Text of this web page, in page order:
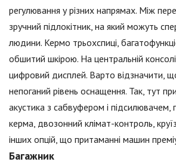
регулювання у різних напрямах. Між
зручний підлокітник, на який можуть
людини. Кермо трьохспиці,
обшитий шкірою. На центральній
цифровий дисплей. Варто відзначити,
непоганий рівень оснащення. Так, тут
акустика з сабвуфером і підсилювачем,
керма, двозонний клімат-контроль,
інших опцій, що притаманні машин
Багажник